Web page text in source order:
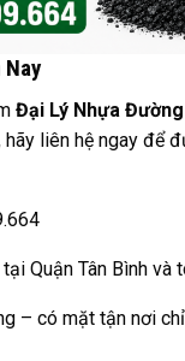
Nay
Đại Lý Nhựa
hãy liên hệ ngay để
Quận Tân Bình và
– có mặt tận nơi